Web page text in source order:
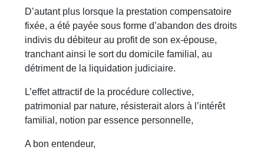
D’autant plus lorsque la prestation compensatoire
fixée, a été payée sous forme d’abandon des droits
indivis du débiteur au profit de son ex-épouse,
tranchant ainsi le sort du domicile familial, au
détriment de la liquidation judiciaire.
L’effet attractif de la procédure collective,
patrimonial par nature, résisterait alors à l’intérêt
familial, notion par essence personnelle,
A bon entendeur,